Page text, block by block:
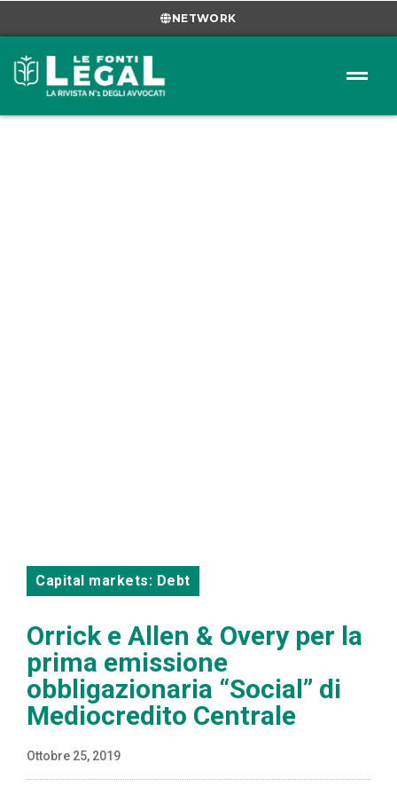
NETWORK
Capital markets: Debt
Orrick e Allen & Overy per la
prima emissione
obbligazionaria “Social” di
Mediocredito Centrale
Ottobre 25, 2019